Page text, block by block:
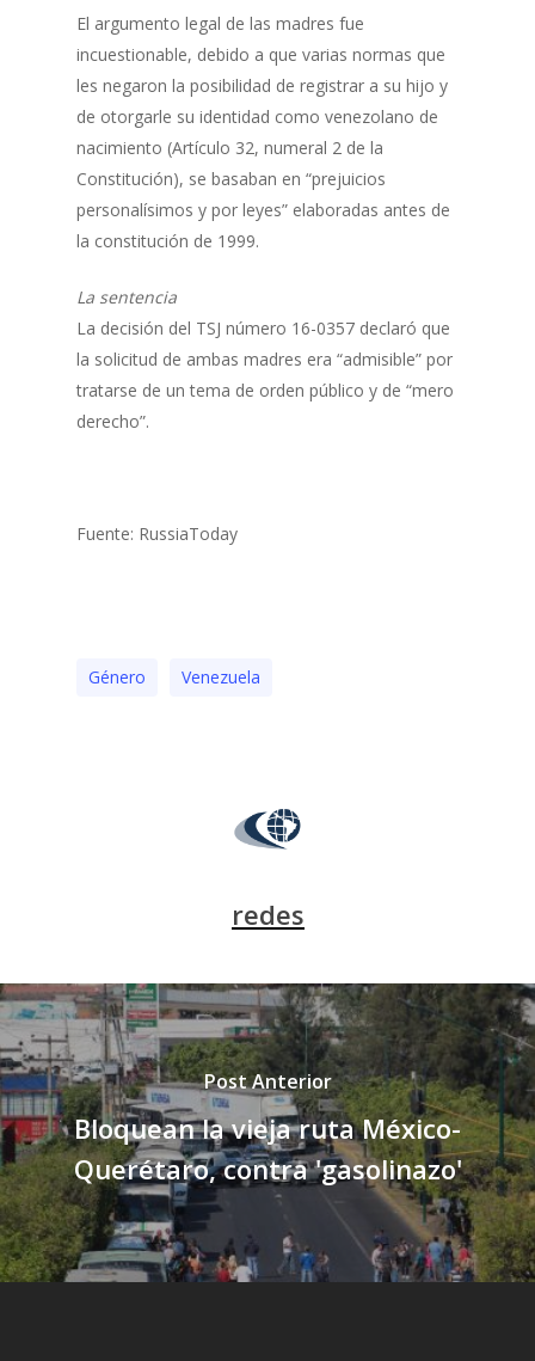
El argumento legal de las madres fue
incuestionable, debido a que varias normas que
les negaron la posibilidad de registrar a su hijo y
de otorgarle su identidad como venezolano de
nacimiento (Artículo 32, numeral 2 de la
Constitución), se basaban en “prejuicios
personalísimos y por leyes” elaboradas antes de
la constitución de 1999.
La sentencia
La decisión del TSJ número 16-0357 declaró que
la solicitud de ambas madres era “admisible” por
tratarse de un tema de orden público y de “mero
derecho”.
Fuente: RussiaToday
Género Venezuela
redes
Post Anterior
Bloquean la vieja ruta México-
Querétaro, contra 'gasolinazo'